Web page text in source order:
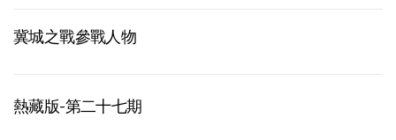
冀城之戰參戰人物
熱藏版-第二十七期